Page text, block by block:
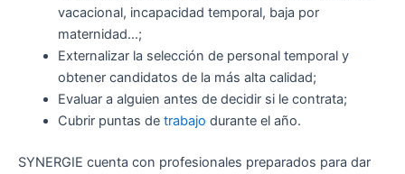
vacacional, incapacidad temporal, baja por
maternidad…;
Externalizar la selección de personal temporal y
obtener candidatos de la más alta calidad;
Evaluar a alguien antes de decidir si le contrata;
Cubrir puntas de trabajo durante el año.
SYNERGIE cuenta con profesionales preparados para dar